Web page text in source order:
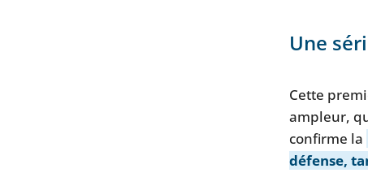
Une
Cette
ampleur,
confirme la
défense,